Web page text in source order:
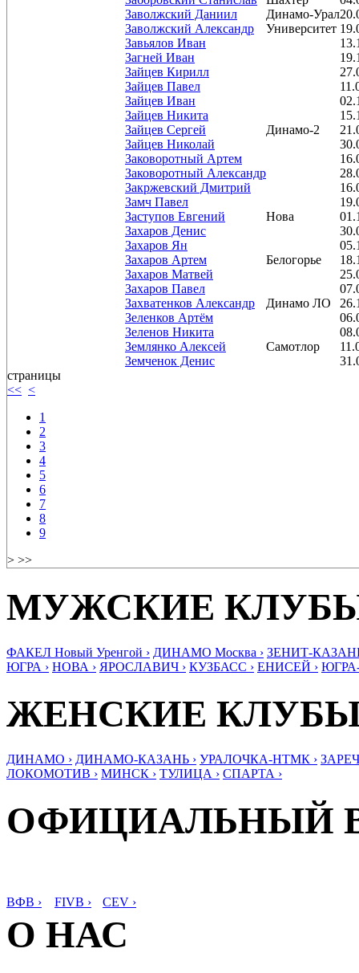
Заволжский Даниил
Динамо-Урал
Заволжский Александр
Университет
Завьялов Иван
Загней Иван
Зайцев Кирилл
Зайцев Павел
Зайцев Иван
Зайцев Никита
Зайцев Сергей
Динамо-2
Зайцев Николай
Заковоротный Артем
Заковоротный Александр
Закржевский Дмитрий
Замч Павел
Заступов Евгений
Нова
Захаров Денис
Захаров Ян
Захаров Артем
Белогорье
Захаров Матвей
Захаров Павел
Захватенков Александр
Динамо ЛО
Зеленков Артём
Зеленов Никита
Землянко Алексей
Самотлор
Земченок Денис
страницы
<< <
1
2
3
4
5
6
7
8
9
> >>
МУЖСКИЕ
ФАКЕЛ Новый Уренгой › ДИНАМО Москва › ЗЕНИТ-
ЮГРА › НОВА › ЯРОСЛАВИЧ › КУЗБАСС › ЕНИСЕЙ ›
ЖЕНСКИЕ
ДИНАМО › ДИНАМО-КАЗАНЬ › УРАЛОЧКА-НТМК ›
ЛОКОМОТИВ › МИНСК › ТУЛИЦА › СПАРТА ›
ОФИЦИАЛЬНЫЙ
ВФВ › FIVB › CEV ›
О НАС